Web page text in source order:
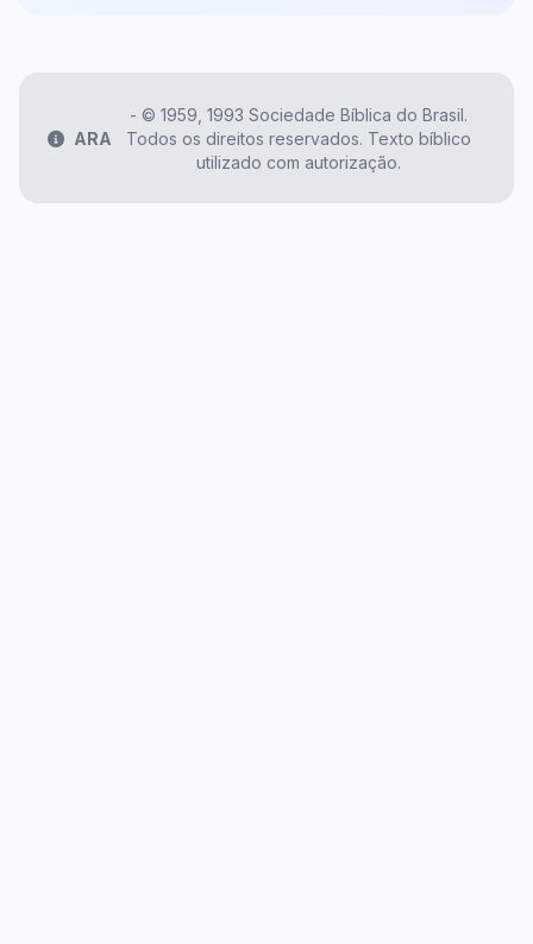
ARA
- ©️ 1959, 1993 Sociedade Bíblica do Brasil.
Todos os direitos reservados. Texto bíblico
utilizado com autorização.